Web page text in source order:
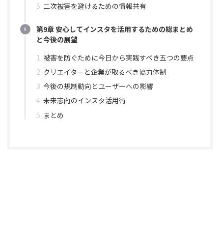
二次被害を避けるための情報共有
第9章 安心してインスタを活用するための総まとめ
と今後の展望
被害を防ぐために今日から実践すべき五つの要点
クリエイターと企業が取るべき協力体制
今後の規制動向とユーザーへの影響
未来志向のインスタ活用術
まとめ